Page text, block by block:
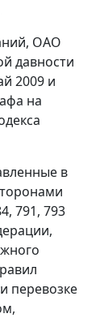
ОАО
давности
2009 и
на
в
, 791, 793
перевозке